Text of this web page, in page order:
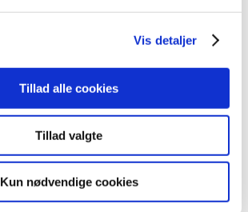
Vis detaljer
Tillad alle cookies
Tillad valgte
Kun nødvendige cookies